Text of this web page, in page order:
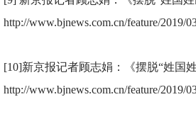
http://www.bjnews.com.cn/feature/2019/
[10]新京报记者顾志娟：《摆脱“姓国
http://www.bjnews.com.cn/feature/2019/